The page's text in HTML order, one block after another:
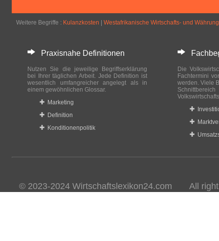
Weitere Begriffe : Kulanzkosten Westafrikanische Wirtschafts- und
Praxisnahe Definitionen
Nutzen Sie die jeweilige Begriffserklärung
bei Ihrer täglichen Arbeit. Jede Definition ist
wesentlich umfangreicher angelegt als in
einem gewöhnlichen Glossar.
Marketing
Definition
Konditionenpolitik
Die
Fachtermini
werden. Viele
© 2023-2024 Wirtschaftslexikon24.com All